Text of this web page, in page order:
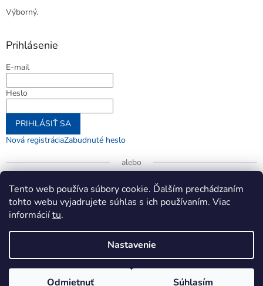
Tento web používa súbory cookie. Ďalším prechádzaním
tohto webu vyjadrujete súhlas s ich používaním. Viac
informáciítu.
Nastavenie
Odmietnuť Súhlasím
Výborný.
Prihlásenie
E-mail
Heslo
PRIHLÁSIŤ SA
Nová registráciaZabudnuté heslo
alebo
Prihlásiť sa cez Google
Copyright 2026jenifer.sk. Všetky práva vyhradené.Upraviť